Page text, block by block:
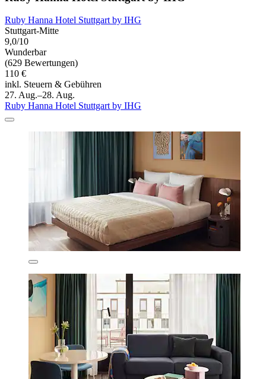
Ruby Hanna Hotel Stuttgart by IHG
Stuttgart-Mitte
9,0/10
Wunderbar
(629 Bewertungen)
110 €
inkl. Steuern & Gebühren
27. Aug.–28. Aug.
Ruby Hanna Hotel Stuttgart by IHG